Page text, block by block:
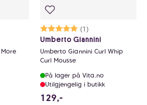
for 298 NOK, du sparer 74.5
Karakter:
(1)
5.0 av 5 mulige
Umberto Giannini
Umberto Giannini Curl Whip
Curl Mousse
På lager på Vita.no
Utilgjengelig i butikk
129,-